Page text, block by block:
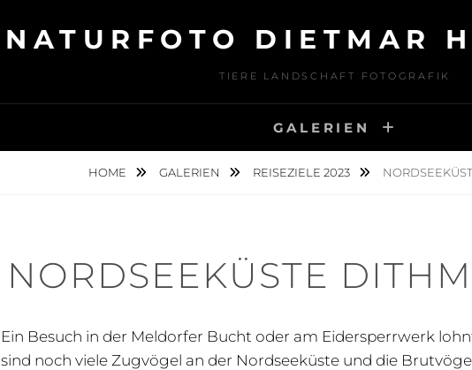
NATURFOTO DIETMAR
TIERE LANDSCHAFT FOTOGRAFIK
GALERIEN
HOME GALERIEN REISEZIELE 2023
NORDSEEKÜSTE
Ein Besuch in der Meldorfer Bucht oder am Eidersperrwerk
sind noch viele Zugvögel an der Nordseeküste und die